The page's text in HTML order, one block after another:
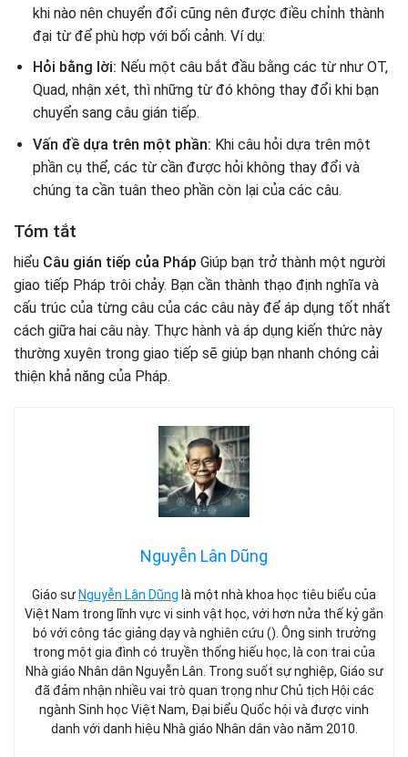
khi nào nên chuyển đổi cũng nên được điều chỉnh thành
đại từ để phù hợp với bối cảnh. Ví dụ:
Hỏi bằng lời: Nếu một câu bắt đầu bằng các từ như OT,
Quad, nhận xét, thì những từ đó không thay đổi khi bạn
chuyển sang câu gián tiếp.
Vấn đề dựa trên một phần: Khi câu hỏi dựa trên một
phần cụ thể, các từ cần được hỏi không thay đổi và
chúng ta cần tuân theo phần còn lại của các câu.
Tóm tắt
hiểu Câu gián tiếp của Pháp Giúp bạn trở thành một người
giao tiếp Pháp trôi chảy. Bạn cần thành thạo định nghĩa và
cấu trúc của từng câu của các câu này để áp dụng tốt nhất
cách giữa hai câu này. Thực hành và áp dụng kiến ​​thức này
thường xuyên trong giao tiếp sẽ giúp bạn nhanh chóng cải
thiện khả năng của Pháp.
Nguyễn Lân Dũng
Giáo sư Nguyễn Lân Dũng là một nhà khoa học tiêu biểu của
Việt Nam trong lĩnh vực vi sinh vật học, với hơn nửa thế kỷ gắn
bó với công tác giảng dạy và nghiên cứu (). Ông sinh trưởng
trong một gia đình có truyền thống hiếu học, là con trai của
Nhà giáo Nhân dân Nguyễn Lân. Trong suốt sự nghiệp, Giáo sư
đã đảm nhận nhiều vai trò quan trọng như Chủ tịch Hội các
ngành Sinh học Việt Nam, Đại biểu Quốc hội và được vinh
danh với danh hiệu Nhà giáo Nhân dân vào năm 2010.